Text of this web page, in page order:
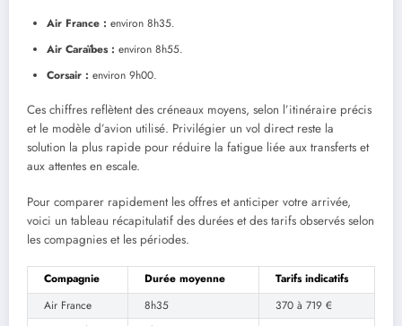
Air France : environ 8h35.
Air Caraïbes : environ 8h55.
Corsair : environ 9h00.
Ces chiffres reflètent des créneaux moyens, selon l’itinéraire précis
et le modèle d’avion utilisé. Privilégier un vol direct reste la
solution la plus rapide pour réduire la fatigue liée aux transferts et
aux attentes en escale.
Pour comparer rapidement les offres et anticiper votre arrivée,
voici un tableau récapitulatif des durées et des tarifs observés selon
les compagnies et les périodes.
Compagnie Durée moyenne
Tarifs indicatifs
Air France
8h35
370 à 719 €